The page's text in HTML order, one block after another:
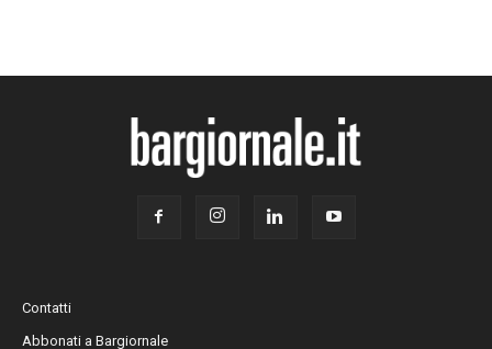
Contatti
Abbonati a Bargiornale